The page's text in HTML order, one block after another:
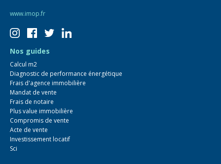
www.imop.fr
Nos guides
Calcul m2
Diagnostic de performance énergétique
Frais d'agence immobilière
Mandat de vente
Frais de notaire
Plus value immobilière
Compromis de vente
Acte de vente
Investissement locatif
Sci